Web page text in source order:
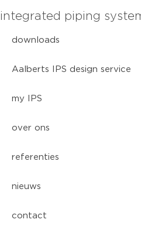
integrated piping
downloads
Aalberts IPS design service
my IPS
over ons
referenties
nieuws
contact